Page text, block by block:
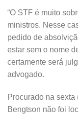
“O STF é muito
ministros. Nesse
pedido de
estar sem o nome
certamente será
advogado.
Procurado na
Bengtson não foi